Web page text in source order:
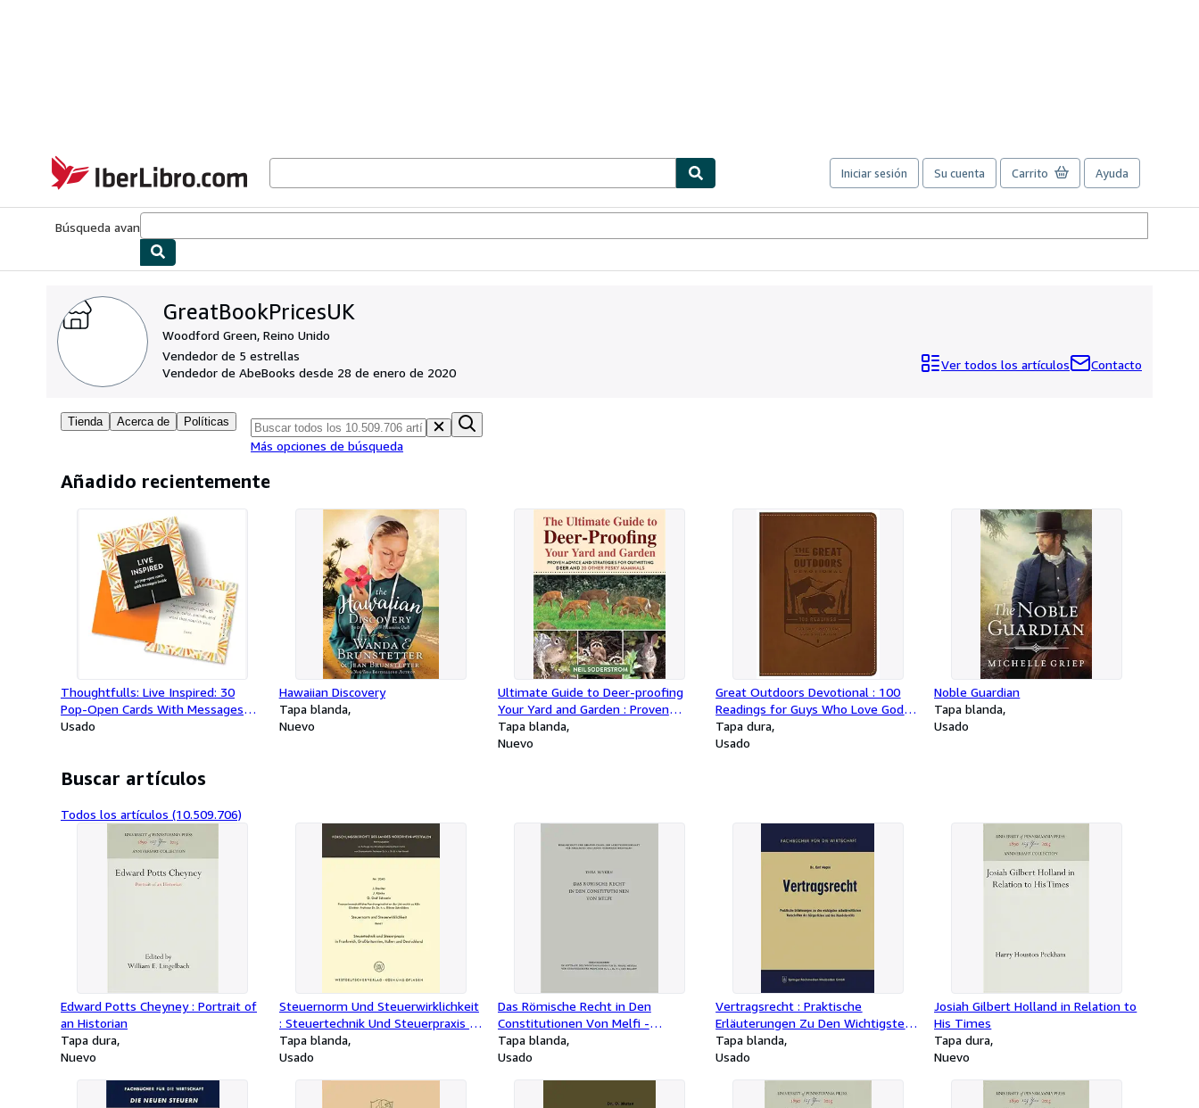
IberLibro.com
Iniciar sesión Su cuenta Carrito Ayuda
Búsqueda avanzada
GreatBookPricesUK
Woodford Green, Reino Unido
Vendedor de 5 estrellas
Vendedor de AbeBooks desde 28 de enero de 2020
Ver todos los artículos Contacto
Tienda Acerca de Políticas
Más opciones de búsqueda
Añadido recientemente
Thoughtfulls: Live Inspired: 30
Pop-Open Cards With Messages
Inside
Usado
Hawaiian Discovery
Tapa blanda
Nuevo
Ultimate Guide to Deer-proofing
Your Yard and Garden : Proven
Advice and Strategies for
Outwitting Deer and 20 Other
Tapa blanda
Nuevo
Great Outdoors Devotional : 100
Readings for Guys Who Love God's
Creation
Tapa dura
Usado
Noble Guardian
Tapa blanda
Usado
Buscar artículos
Todos los artículos (10.509.706)
Edward Potts Cheyney : Portrait of
an Historian
Tapa dura
Nuevo
Steuernorm Und Steuerwirklichkeit
: Steuertechnik Und Steuerpraxis in
Frankreich, Großbritannien, Italien
Und Deutschland -Language:
Tapa blanda
Usado
Das Römische Recht in Den
Constitutionen Von Melfi -
Language: german
Tapa blanda
Usado
Vertragsrecht : Praktische
Erläuterungen Zu Den Wichtigsten
Schuldrechtlichen Vorschriften Des
Bürgerlichen Und Des
Tapa blanda
Usado
Josiah Gilbert Holland in Relation to
His Times
Tapa dura
Nuevo